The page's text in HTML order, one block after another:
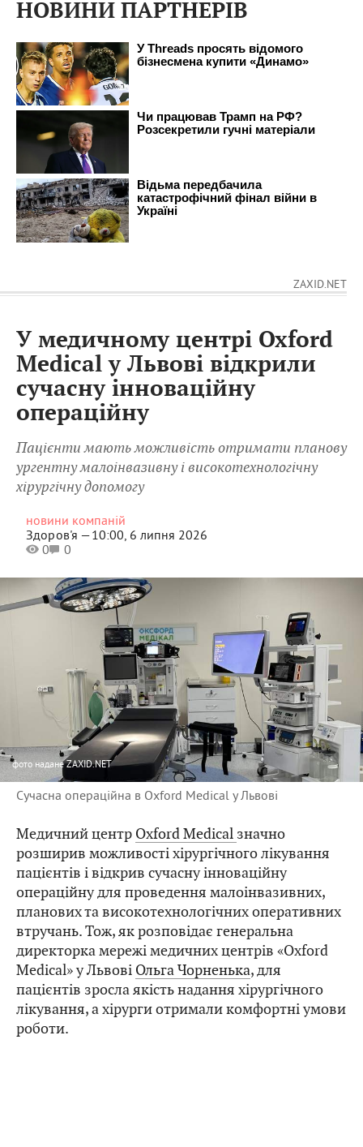
НОВИНИ ПАРТНЕРІВ
ZAXID.NET
У медичному центрі Oxford
Medical у Львові відкрили
сучасну інноваційну
операційну
Пацієнти мають можливість отримати планову
ургентну малоінвазивну і високотехнологічну
хірургічну допомогу
новини компаній
Здоров'я —10:00, 6 липня 2026
0
0
фото надане ZAXID.NET
Сучасна операційна в Oxford Medical у Львові
Медичний центр Oxford Medical значно
розширив можливості хірургічного лікування
пацієнтів і відкрив сучасну інноваційну
операційну для проведення малоінвазивних,
планових та високотехнологічних оперативних
втручань. Тож, як розповідає генеральна
директорка мережі медичних центрів «Oxford
Medical» у Львові Ольга Чорненька, для
пацієнтів зросла якість надання хірургічного
лікування, а хірурги отримали комфортні умови
роботи.